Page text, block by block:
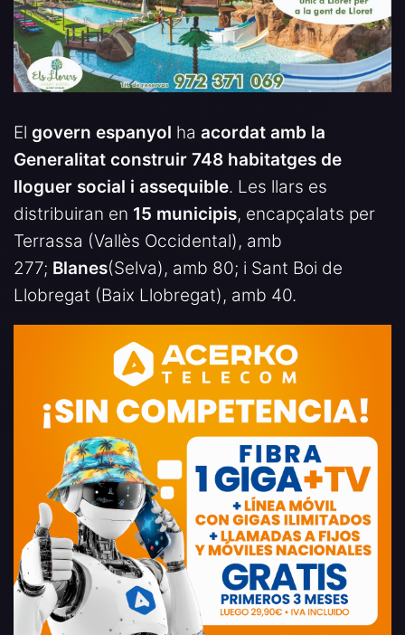
El govern espanyol ha acordat amb la
Generalitat construir 748 habitatges de
lloguer social i assequible. Les llars es
distribuiran en 15 municipis, encapçalats per
Terrassa (Vallès Occidental), amb
277; Blanes(Selva), amb 80; i Sant Boi de
Llobregat (Baix Llobregat), amb 40.